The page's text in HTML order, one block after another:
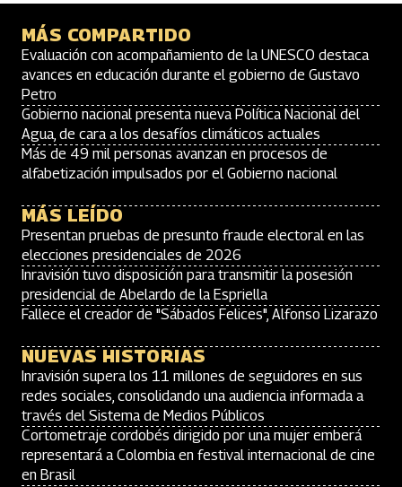
MÁS COMPARTIDO
Evaluación con acompañamiento de la UNESCO destaca
avances en educación durante el gobierno de Gustavo
Petro
Gobierno nacional presenta nueva Política Nacional del
Agua, de cara a los desafíos climáticos actuales
Más de 49 mil personas avanzan en procesos de
alfabetización impulsados por el Gobierno nacional
MÁS LEÍDO
Presentan pruebas de presunto fraude electoral en las
elecciones presidenciales de 2026
Inravisión tuvo disposición para transmitir la posesión
presidencial de Abelardo de la Espriella
Fallece el creador de "Sábados Felices", Alfonso Lizarazo
NUEVAS HISTORIAS
Inravisión supera los 11 millones de seguidores en sus
redes sociales, consolidando una audiencia informada a
través del Sistema de Medios Públicos
Cortometraje cordobés dirigido por una mujer emberá
representará a Colombia en festival internacional de cine
en Brasil